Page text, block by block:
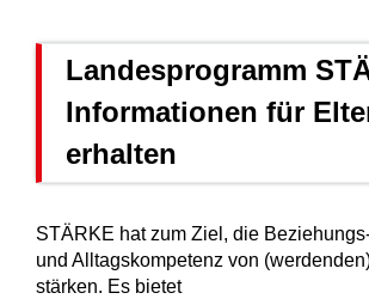
Landesprogramm
Informationen für
erhalten
STÄRKE hat zum Ziel, die
und Alltagskompetenz von
stärken. Es bietet